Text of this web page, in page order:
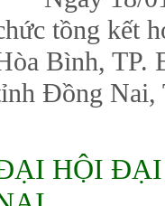
tồng kết
Bình, TP.
Đồng Nai,
HỘI ĐẠI